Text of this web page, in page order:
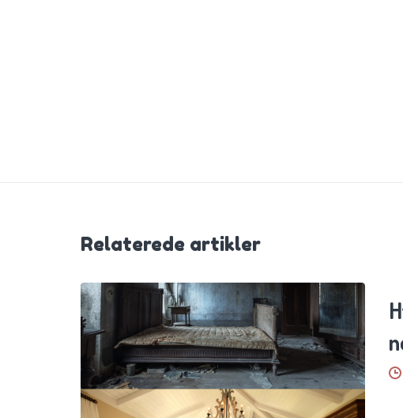
Relaterede artikler